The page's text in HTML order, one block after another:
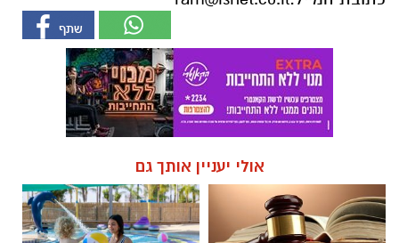
☎ לחצו כאן לרשימת עורכי דין חוויית הקיץ המושלמת: הכל
חודשיים + חודש מתנה (כולל
החגים!)
חדשות